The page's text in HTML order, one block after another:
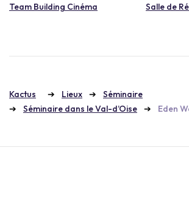
Team Building Cinéma Salle de
Kactus Lieux
Séminaire
Séminaire dans le Val-d’Oise
Eden